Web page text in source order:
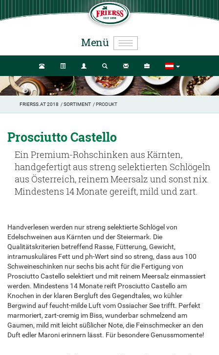
Menü
FRIERSS.AT 2018 /SORTIMENT / PRODUKT
Prosciutto Castello
Ein Premium-Rohschinken aus Kärnten,
handgefertigt aus streng selektierten Schlögeln
aus Österreich, reinem Meersalz und sonst nix.
Mindestens 14 Monate gereift, mild und zart.
Handverlesen werden nur streng selektierte Schlögel von
Edelschweinen aus Kärnten und der Steiermark. Die
Qualitätskriterien betreffend Rasse, Fütterung, Gewicht,
intramuskuläres Fett und ph-Wert sind so streng, dass aus 100
Schweineschinken nur sechs bis acht für die Fertigung von
Prosciutto Castello selektiert und mit reinem Meersalz einmassiert
werden. Mindestens 14 Monate reift Prosciutto Castello am
Knochen in der klaren Bergluft des Gegendtales, wo kühler
Bergwind auf feucht-milde Luft vom Ossiacher See trifft. Perfekt
marmoriert, zart-cremig im Biss, wunderbar schmelzend am
Gaumen, mild mit leicht süßlicher Note, die Feinschmecker an den
Duft edler Maroni erinnern lässt. Für besondere Genussmomente!